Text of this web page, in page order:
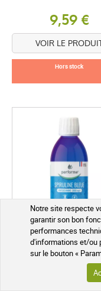
Notre site respecte
garantir son bon
performances
d'informations et/ou
sur le bouton «
9,59 €
VOIR LE
Hors stock
Performe Spiruline
Phycocyanine
2000mg/l 200
Nature